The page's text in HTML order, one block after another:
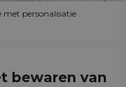
met personalisatie
bewaren van